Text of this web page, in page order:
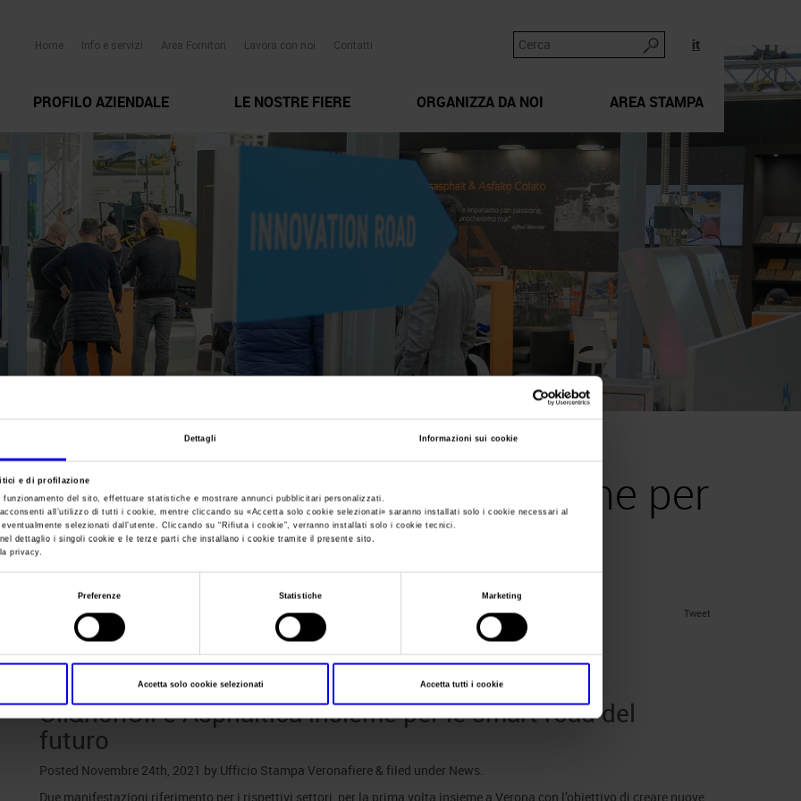
Dettagli Informazioni sui cookie
e di profilazione
del sito, effettuare statistiche e mostrare annunci pubblicitari personalizzati.
all’utilizzo di tutti i cookie, mentre cliccando su «Accetta solo cookie selezionati» saranno installati solo i cookie necessari al
selezionati dall’utente. Cliccando su “Rifiuta i cookie”, verranno installati solo i cookie tecnici.
dettaglio i singoli cookie e le terze parti che installano i cookie tramite il presente sito.
privacy.
Preferenze Statistiche Marketing
Accetta solo cookie selezionati Accetta tutti i cookie
it
Home Info e servizi Area Fornitori Lavora con noi Contatti
PROFILO AZIENDALE LE NOSTRE FIERE ORGANIZZA DA NOI AREA STAMPA
Oil&nonOil e Asphaltica insieme per
le smart road del futuro
Tweet
Posts Tagged:smartroad
Oil&nonOil e Asphaltica insieme per le smart road del
futuro
Posted Novembre 24th, 2021 by Ufficio Stampa Veronafiere & filed under News.
Due manifestazioni riferimento per i rispettivi settori, per la prima volta insieme a Verona con l’obiettivo di creare nuove